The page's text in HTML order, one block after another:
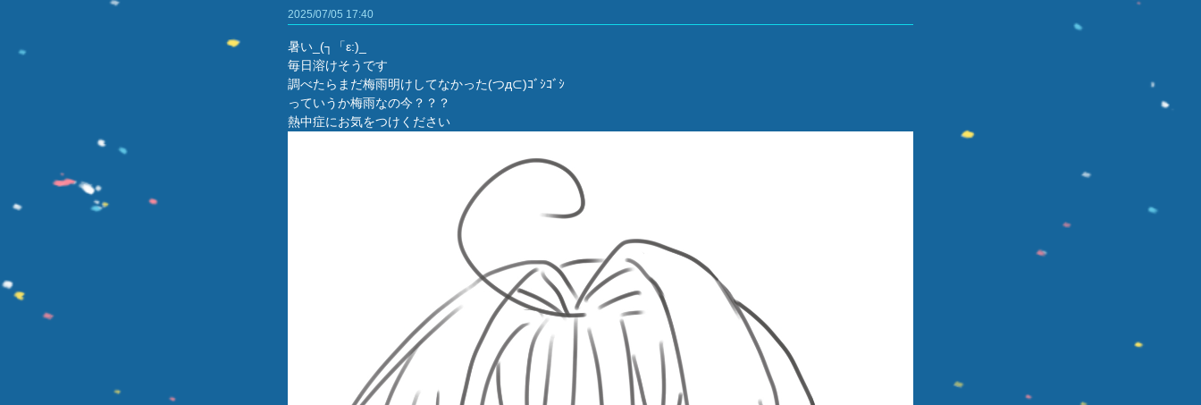
2025/07/05 17:40
暑い_(┐「ε:)_
毎日溶けそうです
調べたらまだ梅雨明けしてなかった(つд⊂)ｺﾞｼｺﾞｼ
っていうか梅雨なの今？？？
熱中症にお気をつけください